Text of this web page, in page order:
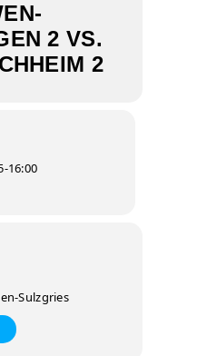
2 VS.
2
-16:00
Sulzgries